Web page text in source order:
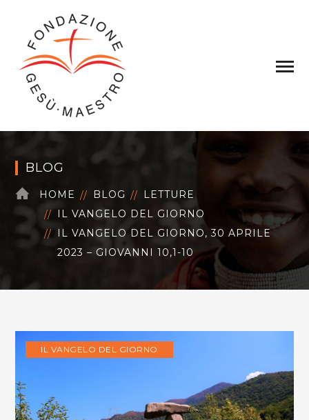
BLOG
HOME BLOG
LETTURE
IL VANGELO DEL GIORNO
IL VANGELO DEL GIORNO, 30 APRILE
2023 – GIOVANNI 10,1-10
IL VANGELO DEL GIORNO